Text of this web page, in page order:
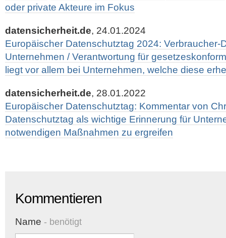
oder private Akteure im Fokus
datensicherheit.de, 24.01.2024
Europäischer Datenschutztag 2024: Verbraucher-
Unternehmen / Verantwortung für
liegt vor allem bei Unternehmen, welche diese
datensicherheit.de, 28.01.2022
Europäischer Datenschutztag: Kommentar von
Datenschutztag als wichtige Erinnerung für
notwendigen Maßnahmen zu ergreifen
Kommentieren
Name - benötigt